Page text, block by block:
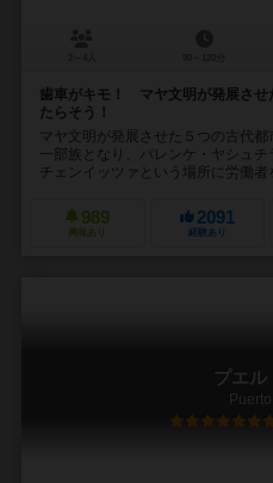
歯車がキモ！ マヤ文明が発展させ
たらそう！
マヤ文明が発展させた５つの古代
一部族となり、パレンケ・ヤシュチ
チェンイッツァという場所に労働者
989
興味あり
2091
経験あり
プエル